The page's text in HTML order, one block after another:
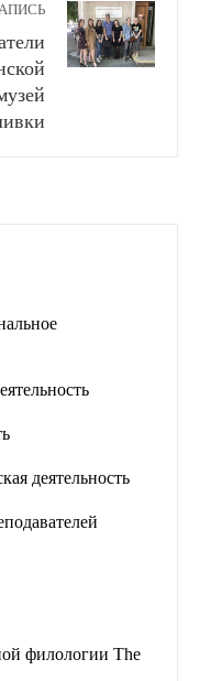
деятельность
филологии The